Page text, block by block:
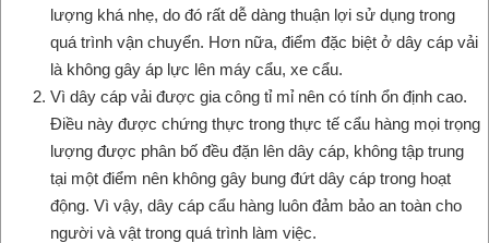
lượng khá nhẹ, do đó rất dễ dàng thuận lợi sử dụng trong
quá trình vận chuyển. Hơn nữa, điểm đặc biệt ở dây cáp vải
là không gây áp lực lên máy cẩu, xe cẩu.
Vì dây cáp vải được gia công tỉ mỉ nên có tính ổn định cao.
Điều này được chứng thực trong thực tế cẩu hàng mọi trọng
lượng được phân bố đều đặn lên dây cáp, không tập trung
tại một điểm nên không gây bung đứt dây cáp trong hoạt
động. Vì vậy, dây cáp cẩu hàng luôn đảm bảo an toàn cho
người và vật trong quá trình làm việc.